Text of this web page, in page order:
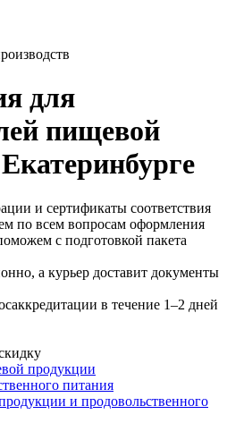
для
пищевой
и сертификаты соответствия
по всем вопросам оформления
с подготовкой пакета
а курьер доставит документы
в течение 1–2 дней
продукции
питания
и продовольственного